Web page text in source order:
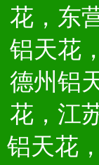
花，东
铝天花
德州铝
花，江
铝天花，